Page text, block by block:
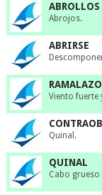
ABROLLOS
Abrojos.
ABRIRSE
RAMALAZO
Viento fuerte
Quinal.
QUINAL
Cabo